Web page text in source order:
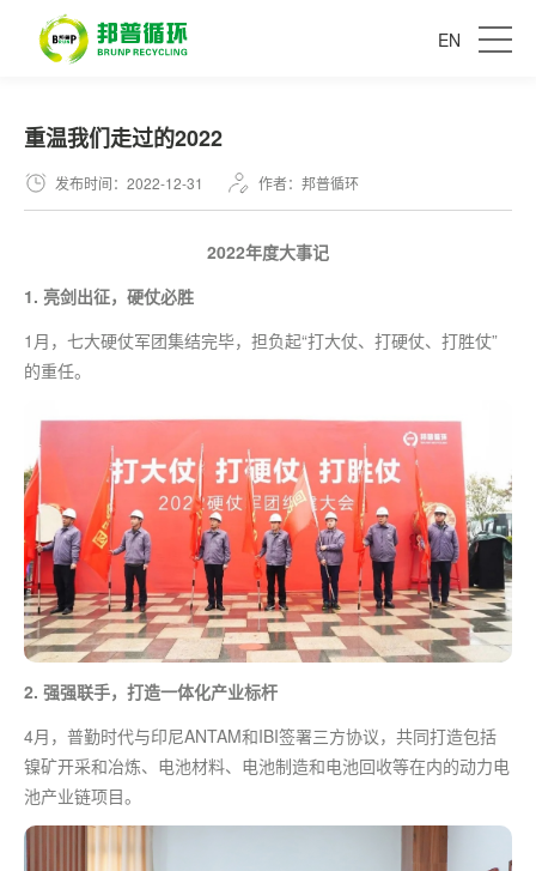
EN
重温我们走过的2022
发布时间：2022-12-31 作者：邦普循环
2022年度大事记
1. 亮剑出征，硬仗必胜
1月，七大硬仗军团集结完毕，担负起“打大仗、打硬仗、打胜仗”
的重任。
2. 强强联手，打造一体化产业标杆
4月，普勤时代与印尼ANTAM和IBI签署三方协议，共同打造包括
镍矿开采和冶炼、电池材料、电池制造和电池回收等在内的动力电
池产业链项目。